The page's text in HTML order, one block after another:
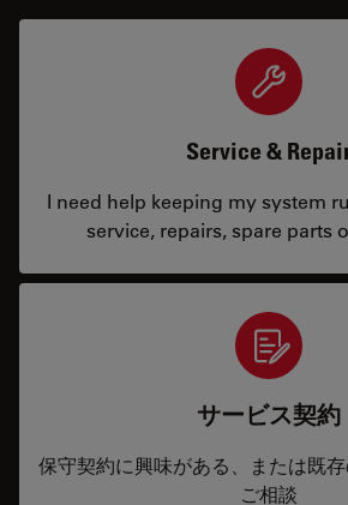
Service &
I need help keeping my system
service, repairs, spare parts
サービス契約
保守契約に興味がある、または既
ご相談